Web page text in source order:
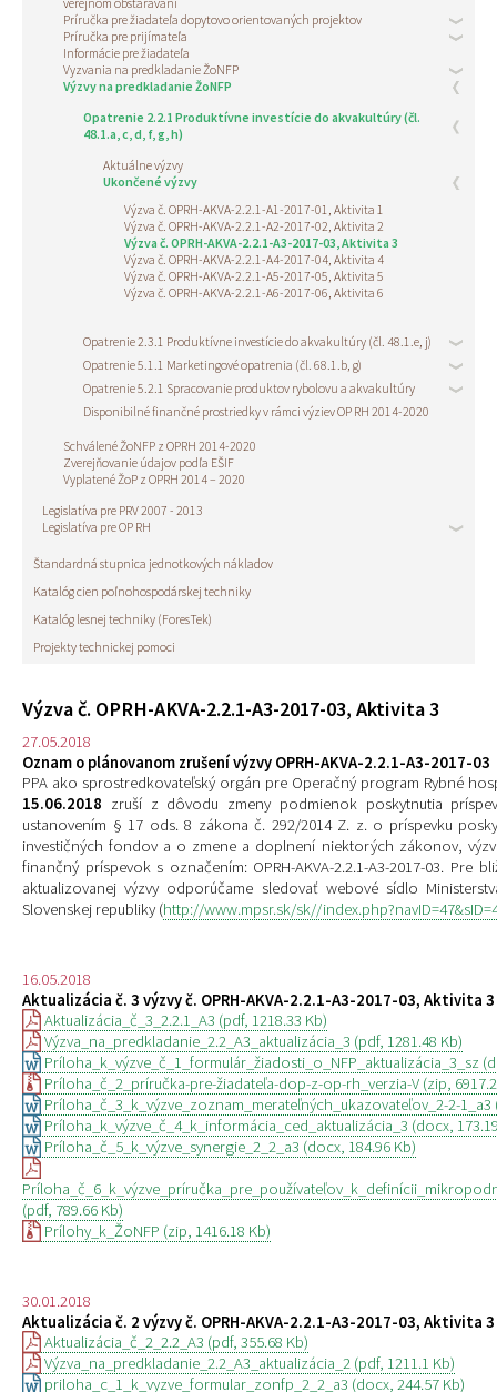
Príručka pre žiadateľa dopytovo orientovaných projektov
Príručka pre prijímateľa
Informácie pre žiadateľa
Vyzvania na predkladanie ŽoNFP
Výzvy na predkladanie ŽoNFP
Opatrenie 2.2.1 Produktívne investície do akvakultúry (čl.
48.1.a, c, d, f, g, h)
Aktuálne výzvy
Ukončené výzvy
Výzva č. OPRH-AKVA-2.2.1-A1-2017-01, Aktivita 1
Výzva č. OPRH-AKVA-2.2.1-A2-2017-02, Aktivita 2
Výzva č. OPRH-AKVA-2.2.1-A3-2017-03, Aktivita 3
Výzva č. OPRH-AKVA-2.2.1-A4-2017-04, Aktivita 4
Výzva č. OPRH-AKVA-2.2.1-A5-2017-05, Aktivita 5
Výzva č. OPRH-AKVA-2.2.1-A6-2017-06, Aktivita 6
Opatrenie 2.3.1 Produktívne investície do akvakultúry (čl. 48.1.e, j)
Opatrenie 5.1.1 Marketingové opatrenia (čl. 68.1.b, g)
Opatrenie 5.2.1 Spracovanie produktov rybolovu a akvakultúry
Disponibilné finančné prostriedky v rámci výziev OP RH 2014-2020
Schválené ŽoNFP z OPRH 2014-2020
Zverejňovanie údajov podľa EŠIF
Vyplatené ŽoP z OPRH 2014 – 2020
Legislatíva pre PRV 2007 - 2013
Legislatíva pre OP RH
Štandardná stupnica jednotkových nákladov
Katalóg cien poľnohospodárskej techniky
Katalóg lesnej techniky (ForesTek)
Projekty technickej pomoci
Výzva č. OPRH-AKVA-2.2.1-A3-2017-03, Aktivita 3
27.05.2018
Oznam o plánovanom zrušení výzvy OPRH-AKVA-2.2.1-A3-2017-03
PPA ako sprostredkovateľský orgán pre Operačný program Rybné
15.06.2018 zruší z dôvodu zmeny podmienok poskytnutia
ustanovením § 17 ods. 8 zákona č. 292/2014 Z. z. o príspevku
investičných fondov a o zmene a doplnení niektorých zákonov,
finančný príspevok s označením: OPRH-AKVA-2.2.1-A3-2017-03. Pre
aktualizovanej výzvy odporúčame sledovať webové sídlo
Slovenskej republiky (http://www.mpsr.sk/sk//
16.05.2018
Aktualizácia č. 3 výzvy č. OPRH-AKVA-2.2.1-A3-2017-03, Aktivita 3
Aktualizácia_č_3_2.2.1_A3 (pdf, 1218.33 Kb)
Výzva_na_predkladanie_2.2_A3_aktualizácia_3 (pdf, 1281.48 Kb)
Príloha_k_výzve_č_1_formulár_žiadosti_o_NFP_aktualizácia_3_sz
Príloha_č_2_príručka-pre-žiadateľa-dop-z-op-rh_verzia-V (zip,
Príloha_č_3_k_výzve_zoznam_merateľných_ukazovateľov_2-2-1_a3
Príloha_k_výzve_č_4_k_informácia_ced_aktualizácia_3 (docx,
Príloha_č_5_k_výzve_synergie_2_2_a3 (docx, 184.96 Kb)
(pdf, 789.66 Kb)
Prílohy_k_ŽoNFP (zip, 1416.18 Kb)
30.01.2018
Aktualizácia č. 2 výzvy č. OPRH-AKVA-2.2.1-A3-2017-03, Aktivita 3
Aktualizácia_č_2_2.2_A3 (pdf, 355.68 Kb)
Výzva_na_predkladanie_2.2_A3_aktualizácia_2 (pdf, 1211.1 Kb)
priloha_c_1_k_vyzve_formular_zonfp_2_2_a3 (docx, 244.57 Kb)